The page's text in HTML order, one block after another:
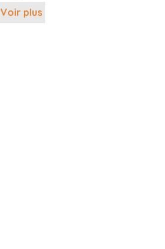
Voir plus